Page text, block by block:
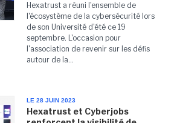
Hexatrust a réuni l'ensemble de
l'écosystème de la cybersécurité lors
de son Université d'été ce 19
septembre. L'occasion pour
l'association de revenir sur les défis
autour de la...
LE 28 JUIN 2023
Hexatrust et Cyberjobs